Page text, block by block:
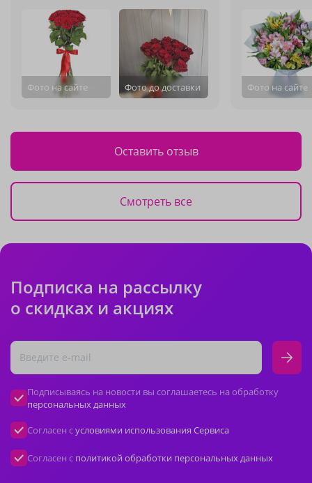
Фото на сайте Фото до доставки Фото на сайте
Оставить отзыв
Смотреть все
Подписка на рассылку
о скидках и акциях
Подписываясь на новости вы соглашаетесь на обработку
персональных данных
Согласен сусловиями использования Сервиса
Согласен с политикой обработки персональных данных